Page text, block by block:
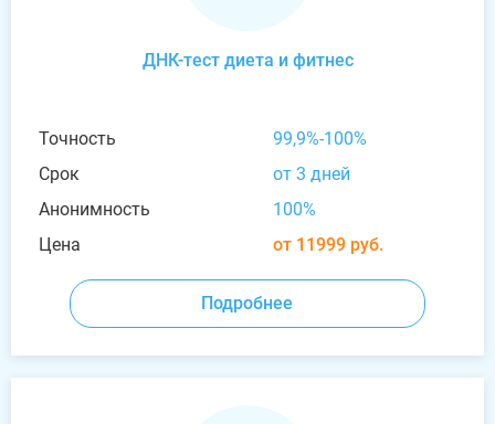
ДНК-тест диета и фитнес
Точность
99,9%-100%
Срок
от 3 дней
Анонимность
100%
Цена
от 11999 руб.
Подробнее